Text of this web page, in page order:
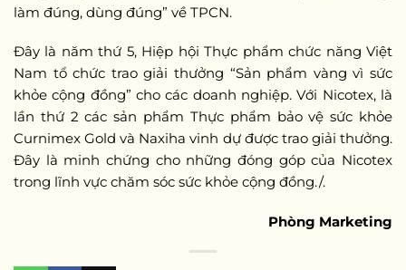
làm đúng, dùng đúng” về TPCN.
Đây là năm thứ 5, Hiệp hội Thực phẩm chức năng Việt
Nam tổ chức trao giải thưởng “Sản phẩm vàng vì sức
khỏe cộng đồng” cho các doanh nghiệp. Với Nicotex, là
lần thứ 2 các sản phẩm Thực phẩm bảo vệ sức khỏe
Curnimex Gold và Naxiha vinh dự được trao giải thưởng.
Đây là minh chứng cho những đóng góp của Nicotex
trong lĩnh vực chăm sóc sức khỏe cộng đồng./.
Phòng Marketing